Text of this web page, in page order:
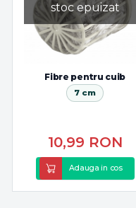
stoc epuizat
Fibre pentru cuib
7 cm
10,99 RON
Adauga in cos